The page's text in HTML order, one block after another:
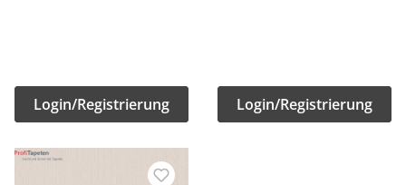
Login/Registrierung Login/Registrierung